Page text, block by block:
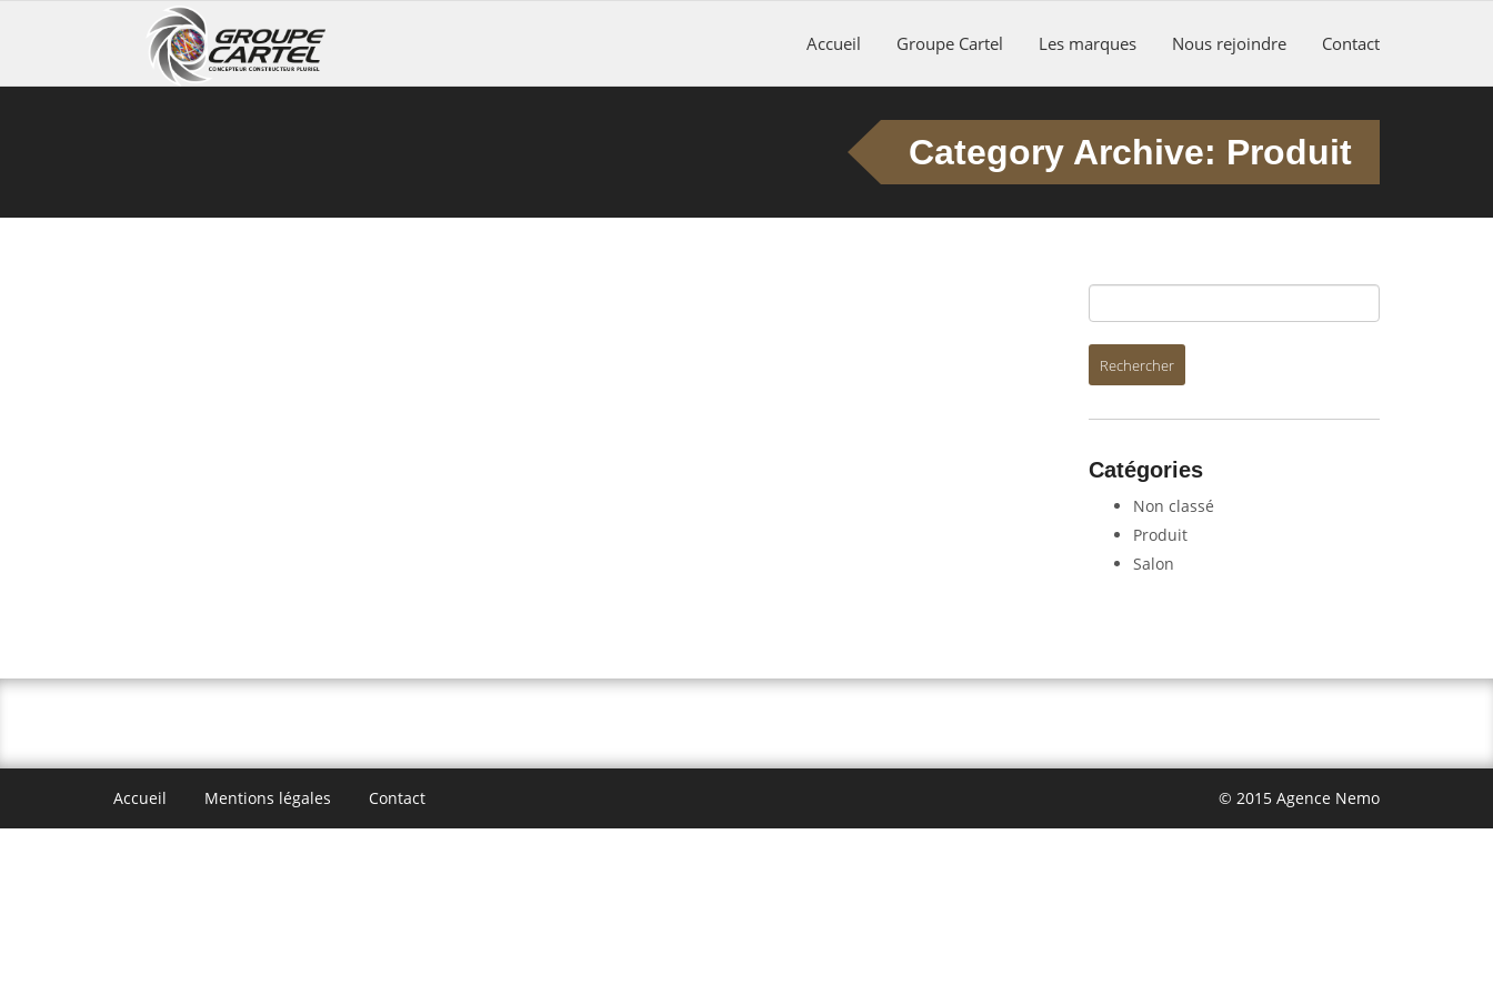
Accueil Groupe Cartel Les marques Nous rejoindre Contact
Category Archive: Produit
Catégories
Non classé
Produit
Salon
Accueil Mentions légales Contact © 2015 Agence Nemo